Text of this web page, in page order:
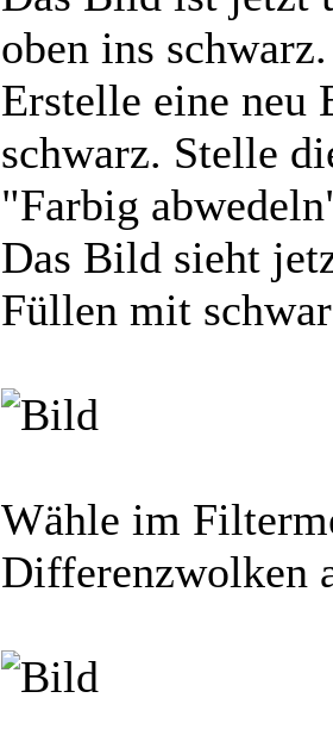
oben ins schwarz.
Erstelle eine neu
schwarz. Stelle
"Farbig
Das Bild sieht
Füllen mit
Wähle im
Differenzwolken